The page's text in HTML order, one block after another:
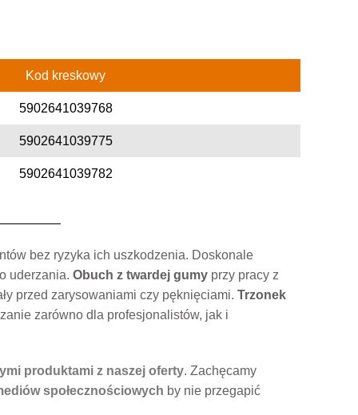
Kod kreskowy
5902641039768
5902641039775
5902641039782
bez ryzyka ich uszkodzenia. Doskonale
uderzania. Obuch z twardej gumy przy pracy z
przed zarysowaniami czy pęknięciami. Trzonek
zarówno dla profesjonalistów, jak i
produktami z naszej oferty. Zachęcamy
społecznościowych by nie przegapić